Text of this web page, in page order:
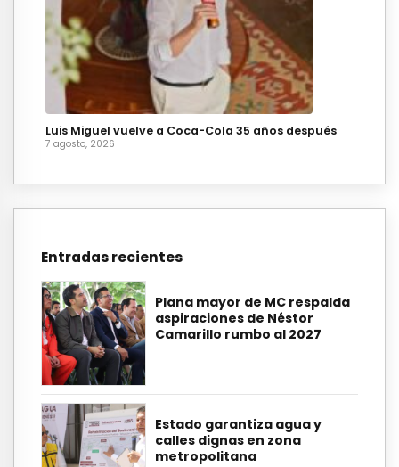
Luis Miguel vuelve a Coca-Cola 35 años después
7 agosto, 2026
Entradas recientes
Plana mayor de MC respalda
aspiraciones de Néstor
Camarillo rumbo al 2027
Estado garantiza agua y
calles dignas en zona
metropolitana